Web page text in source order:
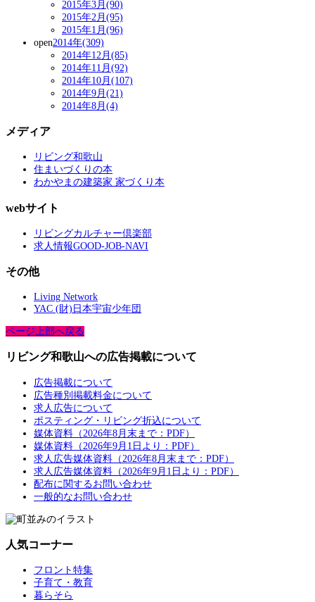
2015年3月(90)
2015年2月(95)
2015年1月(96)
open2014年(309)
2014年12月(85)
2014年11月(92)
2014年10月(107)
2014年9月(21)
2014年8月(4)
メディア
リビング和歌山
住まいづくりの本
わかやまの建築家 家づくり本
webサイト
リビングカルチャー倶楽部
求人情報GOOD-JOB-NAVI
その他
Living Network
YAC (財)日本宇宙少年団
ページ上部へ戻る
リビング和歌山への広告掲載について
広告掲載について
広告種別掲載料金について
求人広告について
ポスティング・リビング折込について
媒体資料（2026年8月末まで：PDF）
媒体資料（2026年9月1日より：PDF）
求人広告媒体資料（2026年8月末まで：PDF）
求人広告媒体資料（2026年9月1日より：PDF）
配布に関するお問い合わせ
一般的なお問い合わせ
人気コーナー
フロント特集
子育て・教育
暮らそら